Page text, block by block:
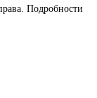
Подробности